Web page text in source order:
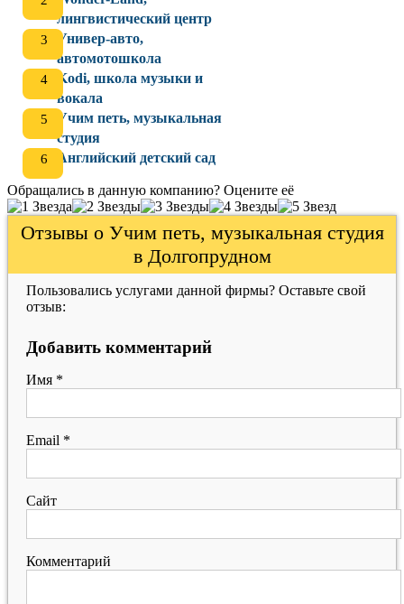
лингвистический центр
Универ-авто,
автомотошкола
Kodi, школа музыки и
вокала
Учим петь, музыкальная
студия
Английский детский сад
Обращались в данную компанию? Оцените её
Отзывы о Учим петь, музыкальная студия
в Долгопрудном
Пользовались услугами данной фирмы? Оставьте свой
отзыв:
Добавить комментарий
Имя *
Email *
Сайт
Комментарий